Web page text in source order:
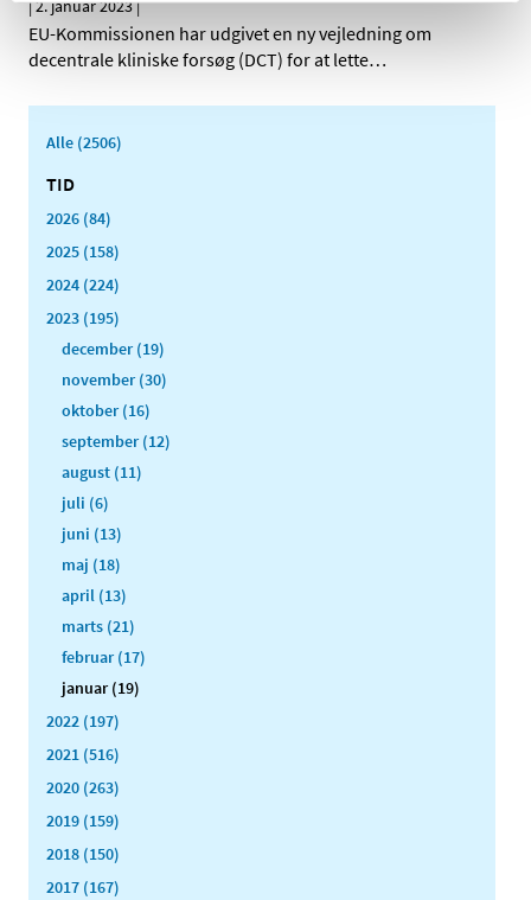
|2. januar 2023|
EU-Kommissionen har udgivet en ny vejledning om
decentrale kliniske forsøg (DCT) for at lette…
Alle (2506)
TID
2026 (84)
2025 (158)
2024 (224)
2023 (195)
december (19)
november (30)
oktober (16)
september (12)
august (11)
juli (6)
juni (13)
maj (18)
april (13)
marts (21)
februar (17)
januar (19)
2022 (197)
2021 (516)
2020 (263)
2019 (159)
2018 (150)
2017 (167)